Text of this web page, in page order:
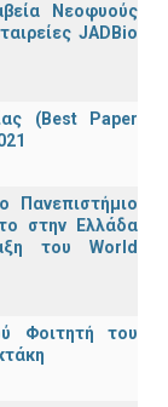
Νεοφυούς
JADBio
(Best Paper
Πανεπιστήμιο
στην Ελλάδα
του World
Φοιτητή του